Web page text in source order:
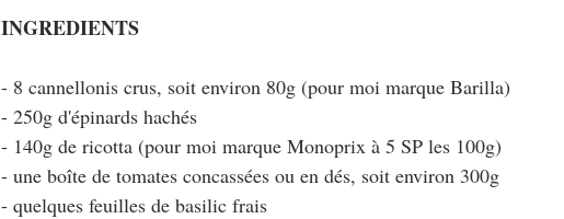
INGREDIENTS
- 8 cannellonis crus, soit environ 80g (pour moi marque Barilla)
- 250g d'épinards hachés
- 140g de ricotta (pour moi marque Monoprix à 5 SP les 100g)
- une boîte de tomates concassées ou en dés, soit environ 300g
- quelques feuilles de basilic frais